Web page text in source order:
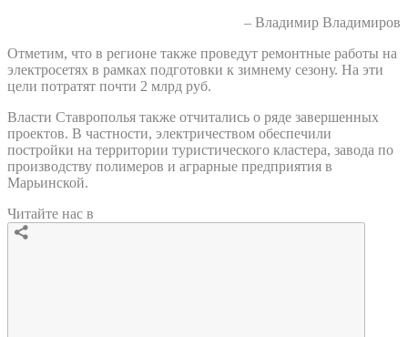
– Владимир Владимиров
Отметим, что в регионе также проведут ремонтные работы на
электросетях в рамках подготовки к зимнему сезону. На эти
цели потратят почти 2 млрд руб.
Власти Ставрополья также отчитались о ряде завершенных
проектов. В частности, электричеством обеспечили
постройки на территории туристического кластера, завода по
производству полимеров и аграрные предприятия в
Марьинской.
Читайте нас в